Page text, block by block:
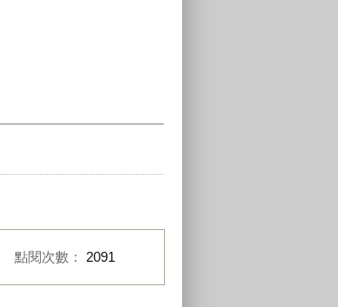
點閱次數： 2091